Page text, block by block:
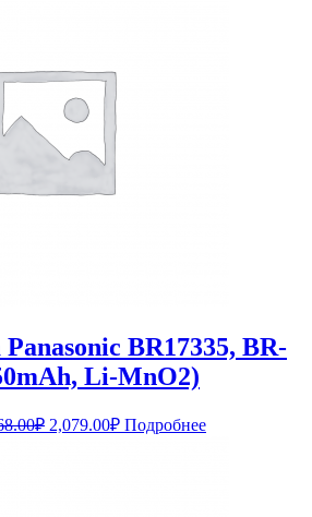
BR17335, BR-
Li-MnO2)
₽ Первоначальная
2,079.00₽Текущая
Подробнее